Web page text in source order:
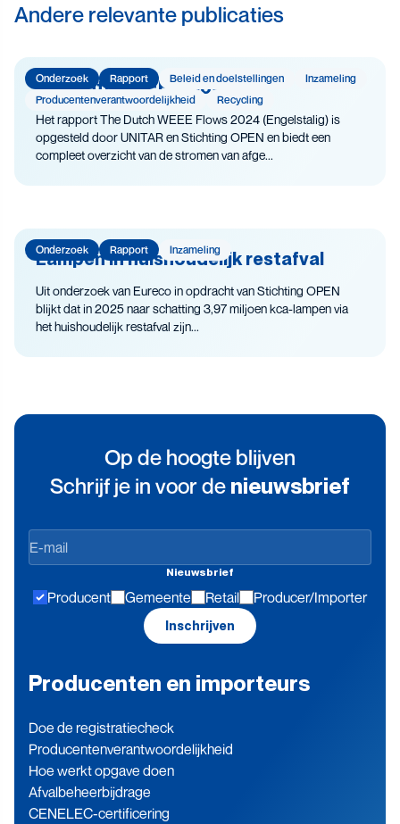
Andere relevante publicaties
Onderzoek Rapport Beleid en doelstellingen
Inzameling
Producenten­­­­verantwoor­delijk­heid
Recycling
The Dutch WEEE Flows
Het rapport The Dutch WEEE Flows 2024 (Engelstalig) is
opgesteld door UNITAR en Stichting OPEN en biedt een
compleet overzicht van de stromen van afge...
Onderzoek Rapport Inzameling
Lampen in huishoudelijk restafval
Uit onderzoek van Eureco in opdracht van Stichting OPEN
blijkt dat in 2025 naar schatting 3,97 miljoen kca-lampen via
het huishoudelijk restafval zijn...
Op de hoogte blijven
Schrijf je in voor de nieuwsbrief
Op
de
blijven
Nieuwsbrief
Producent Gemeente Retail Producer/Importer
Inschrijven
Producenten en importeurs
Doe de registratiecheck
Producenten­verantwoordelijkheid
Hoe werkt opgave doen
Afvalbeheerbijdrage
CENELEC-certificering